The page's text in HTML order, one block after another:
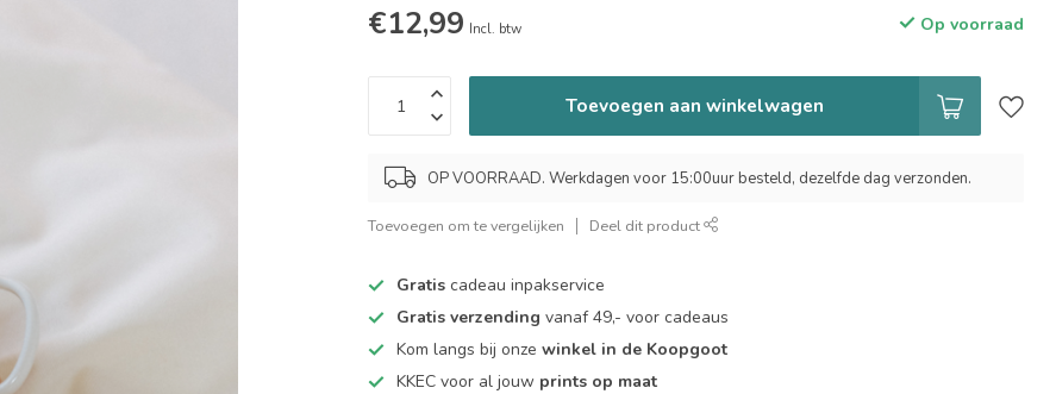
€12,99 Incl. btw Op voorraad
Toevoegen aan winkelwagen
OP VOORRAAD. Werkdagen voor 15:00uur besteld, dezelfde dag verzonden.
Toevoegen om te vergelijken Deel dit product
Gratis cadeau inpakservice
Gratis verzending vanaf 49,- voor cadeaus
Kom langs bij onzewinkel in de Koopgoot
KKEC voor al jouw prints op maat